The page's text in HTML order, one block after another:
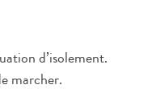
d’isolement.
marcher.